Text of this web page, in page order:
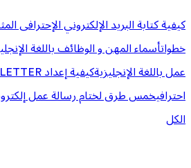
خطواتأسماء المهن و الوظائف باللغة
عمل باللغة الإنجليزية
احترافيخمس طرق لختام رسالة عمل
الكل